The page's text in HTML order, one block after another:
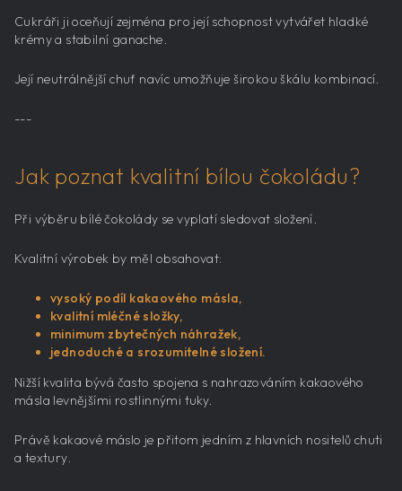
Cukráři ji oceňují zejména pro její schopnost vytvářet hladké
krémy a stabilní ganache.
Její neutrálnější chuť navíc umožňuje širokou škálu kombinací.
---
Jak poznat kvalitní bílou čokoládu?
Při výběru bílé čokolády se vyplatí sledovat složení.
Kvalitní výrobek by měl obsahovat:
vysoký podíl kakaového másla,
kvalitní mléčné složky,
minimum zbytečných náhražek,
jednoduché a srozumitelné složení.
Nižší kvalita bývá často spojena s nahrazováním kakaového
másla levnějšími rostlinnými tuky.
Právě kakaové máslo je přitom jedním z hlavních nositelů chuti
a textury.